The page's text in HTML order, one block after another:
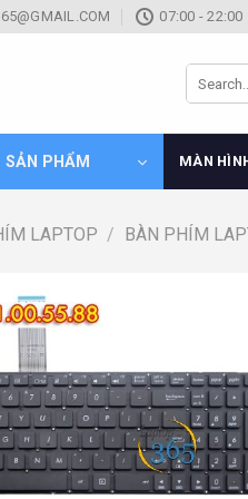
07:00 - 22:00
SẢN PHẨM MÀN
LAPTOP / BÀN PHÍM